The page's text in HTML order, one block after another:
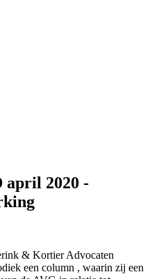
april 2020 -
& Kortier Advocaten
een column , waarin zij een